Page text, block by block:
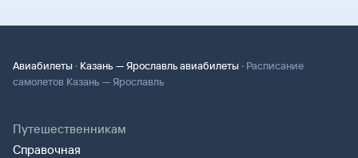
Авиабилеты · Казань — Ярославль авиабилеты · Расписание
самолетов Казань — Ярославль
Путешественникам
Справочная